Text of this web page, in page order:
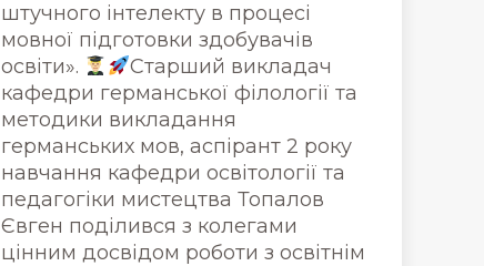
штучного інтелекту в процесі
мовної підготовки здобувачів
освіти».
Старший викладач
кафедри германської філології та
методики викладання
германських мов, аспірант 2 року
навчання кафедри освітології та
педагогіки мистецтва Топалов
Євген поділився з колегами
цінним досвідом роботи з освітнім